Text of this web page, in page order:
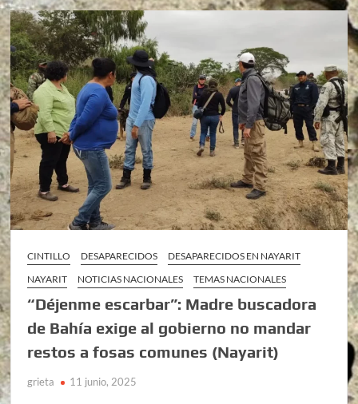
CINTILLO DESAPARECIDOS
DESAPARECIDOS EN NAYARIT
NAYARIT
NOTICIAS NACIONALES TEMAS NACIONALES
“Déjenme escarbar”: Madre buscadora
de Bahía exige al gobierno no mandar
restos a fosas comunes (Nayarit)
grieta 11 junio, 2025